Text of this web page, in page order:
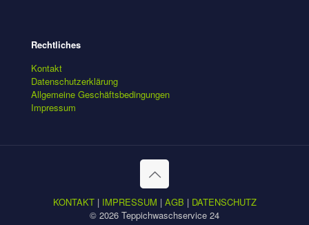
Rechtliches
Kontakt
Datenschutzerklärung
Allgemeine Geschäftsbedingungen
Impressum
KONTAKT| IMPRESSUM | AGB | DATENSCHUTZ
© 2026 Teppichwaschservice 24